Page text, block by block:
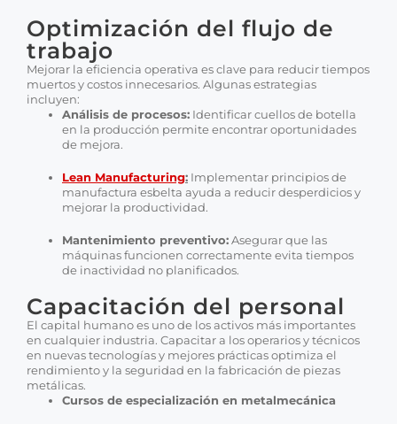
Optimización del flujo de
trabajo
Mejorar la eficiencia operativa es clave para reducir tiempos
muertos y costos innecesarios. Algunas estrategias
incluyen:
Análisis de procesos: Identificar cuellos de botella
en la producción permite encontrar oportunidades
de mejora.
Lean Manufacturing: Implementar principios de
manufactura esbelta ayuda a reducir desperdicios y
mejorar la productividad.
Mantenimiento preventivo:Asegurar que las
máquinas funcionen correctamente evita tiempos
de inactividad no planificados.
Capacitación del personal
El capital humano es uno de los activos más importantes
en cualquier industria. Capacitar a los operarios y técnicos
en nuevas tecnologías y mejores prácticas optimiza el
rendimiento y la seguridad en la fabricación de piezas
metálicas.
Cursos de especialización en metalmecánica